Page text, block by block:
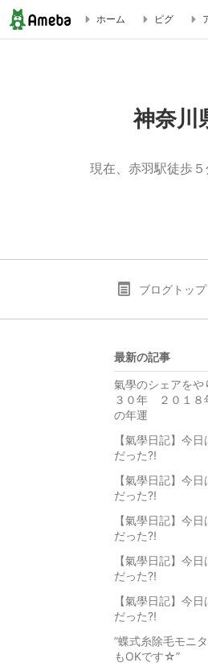
神奈川県川崎市在住、頭と腸のほ
ホーム ピグ
神奈川
現在、赤羽駅徒歩
ブログトップ
最新の記事
氣學のシェアをや
３０年 ２０１
の年運
【氣學日記】今
だった⁈
【氣學日記】今
だった⁈
【氣學日記】今
だった⁈
【氣學日記】今
だった⁈
【氣學日記】今
だった⁈
”蝶式糸除毛モニ
もOKです☆”